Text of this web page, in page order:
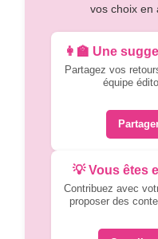
vos choix en
👩‍🏫 Une
Partagez vos
équipe
💡 Vous êtes
Contribuez avec
proposer des